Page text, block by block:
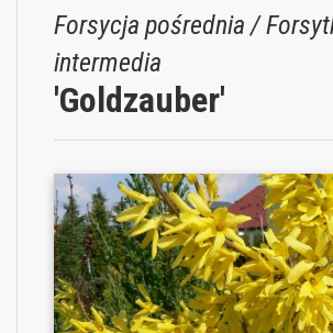
Forsycja pośrednia /
intermedia
'Goldzauber'